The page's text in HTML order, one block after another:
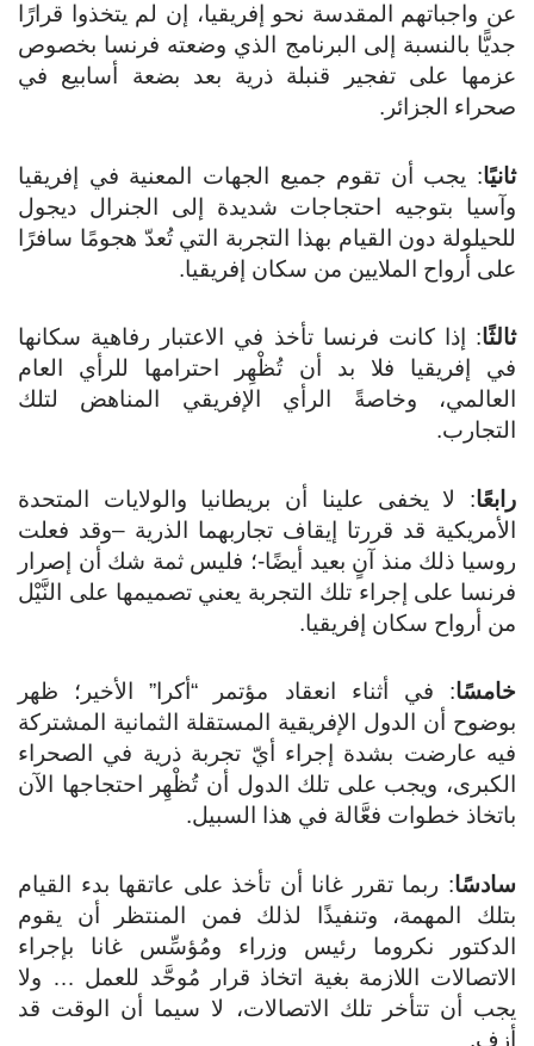
عن واجباتهم المقدسة نحو إفريقيا، إن لم يتخذوا قرارًا
جديًّا بالنسبة إلى البرنامج الذي وضعته فرنسا بخصوص
عزمها على تفجير قنبلة ذرية بعد بضعة أسابيع في
صحراء الجزائر.
ثانيًا: يجب أن تقوم جميع الجهات المعنية في إفريقيا
وآسيا بتوجيه احتجاجات شديدة إلى الجنرال ديجول
للحيلولة دون القيام بهذا التجربة التي تُعدّ هجومًا سافرًا
على أرواح الملايين من سكان إفريقيا.
ثالثًا: إذا كانت فرنسا تأخذ في الاعتبار رفاهية سكانها
في إفريقيا فلا بد أن تُظْهِر احترامها للرأي العام
العالمي، وخاصةً الرأي الإفريقي المناهض لتلك
التجارب.
رابعًا: لا يخفى علينا أن بريطانيا والولايات المتحدة
الأمريكية قد قررتا إيقاف تجاربهما الذرية –وقد فعلت
روسيا ذلك منذ آنٍ بعيد أيضًا-؛ فليس ثمة شك أن إصرار
فرنسا على إجراء تلك التجربة يعني تصميمها على النَّيْل
من أرواح سكان إفريقيا.
خامسًا: في أثناء انعقاد مؤتمر “أكرا” الأخير؛ ظهر
بوضوح أن الدول الإفريقية المستقلة الثمانية المشتركة
فيه عارضت بشدة إجراء أيّ تجربة ذرية في الصحراء
الكبرى، ويجب على تلك الدول أن تُظْهِر احتجاجها الآن
باتخاذ خطوات فعَّالة في هذا السبيل.
سادسًا: ربما تقرر غانا أن تأخذ على عاتقها بدء القيام
بتلك المهمة، وتنفيذًا لذلك فمن المنتظر أن يقوم
الدكتور نكروما رئيس وزراء ومُؤسِّس غانا بإجراء
الاتصالات اللازمة بغية اتخاذ قرار مُوحَّد للعمل … ولا
يجب أن تتأخر تلك الاتصالات، لا سيما أن الوقت قد
أزف.